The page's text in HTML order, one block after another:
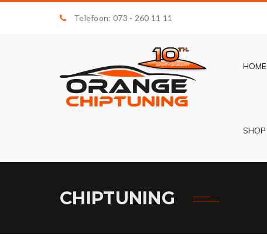
Telefoon: 073 - 260 11 11
HOME
SHOP
CHIPTUNING